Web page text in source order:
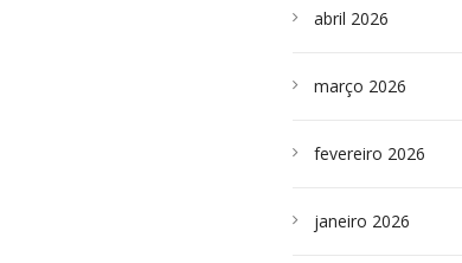
abril 2026
março 2026
fevereiro 2026
janeiro 2026